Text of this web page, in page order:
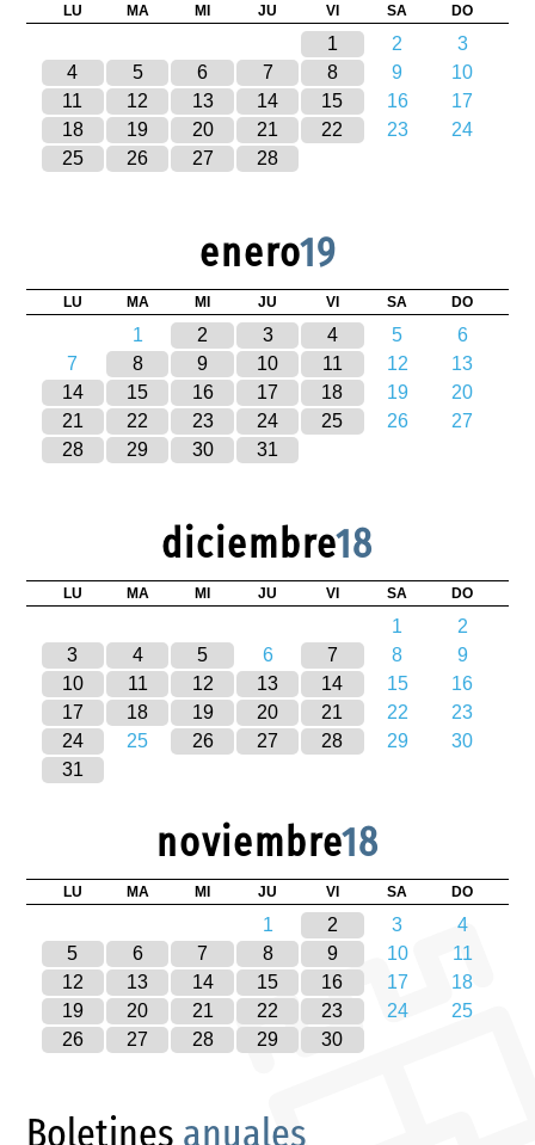
LU MA MI JU VI SA DO
1 2
3
4
5 6 7 8 9
10
11
12 13 14 15 16
17
18
19 20 21 22 23
24
25
26 27 28
enero19
LU MA MI JU VI SA DO
1 2 3 4 5
6
7
8 9 10 11 12
13
14
15 16 17 18 19
20
21
22 23 24 25 26
27
28
29 30 31
diciembre18
LU MA MI JU VI SA DO
1
2
3
4 5 6 7 8
9
10
11 12 13 14 15
16
17
18 19 20 21 22
23
24
25 26 27 28 29
30
31
noviembre18
LU MA MI JU VI SA DO
1 2 3
4
5
6 7 8 9 10
11
12
13 14 15 16 17
18
19
20 21 22 23 24
25
26
27 28 29 30
Boletines anuales